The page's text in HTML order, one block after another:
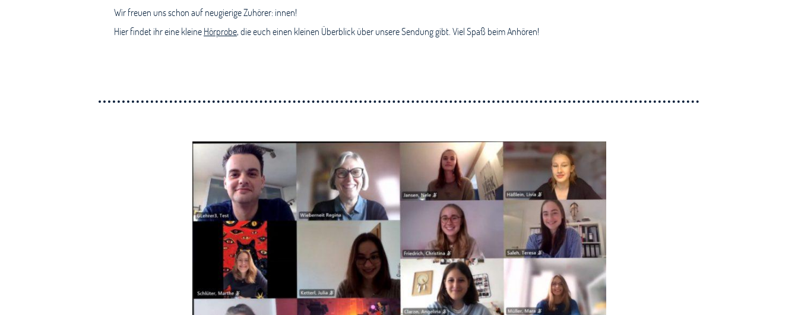
Wir freuen uns schon auf neugierige Zuhörer: innen!
Hier findet ihr eine kleineHörprobe, die euch einen kleinen Überblick über unsere Sendung gibt. Viel Spaß beim Anhören!